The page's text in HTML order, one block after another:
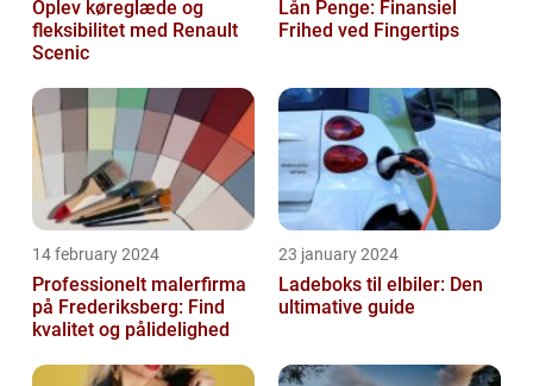
Oplev køreglæde og
fleksibilitet med Renault
Scenic
Lån Penge: Finansiel
Frihed ved Fingertips
14 february 2024
Professionelt malerfirma
på Frederiksberg: Find
kvalitet og pålidelighed
23 january 2024
Ladeboks til elbiler: Den
ultimative guide